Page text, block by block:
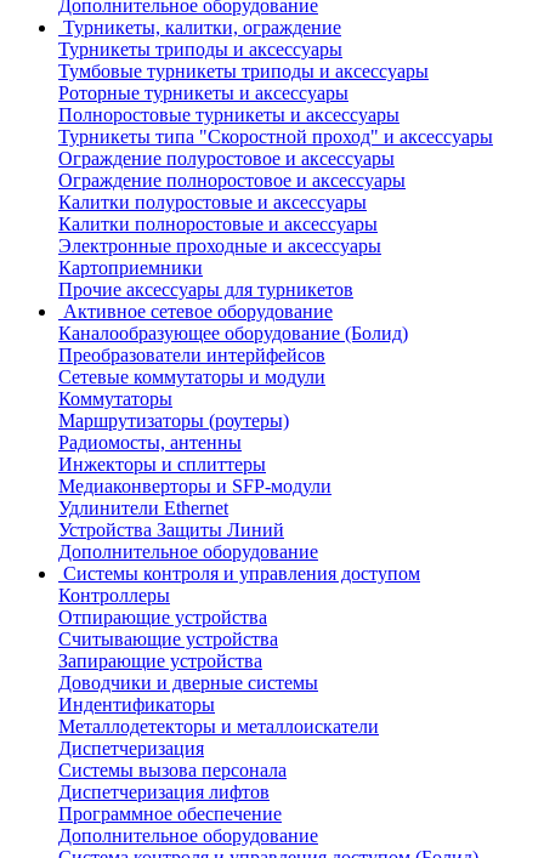
Дополнительное оборудование
Турникеты, калитки, ограждение
Турникеты триподы и аксессуары
Тумбовые турникеты триподы и аксессуары
Роторные турникеты и аксессуары
Полноростовые турникеты и аксессуары
Турникеты типа "Скоростной проход" и аксессуары
Ограждение полуростовое и аксессуары
Ограждение полноростовое и аксессуары
Калитки полуростовые и аксессуары
Калитки полноростовые и аксессуары
Электронные проходные и аксессуары
Картоприемники
Прочие аксессуары для турникетов
Активное сетевое оборудование
Каналообразующее оборудование (Болид)
Преобразователи интерйфейсов
Сетевые коммутаторы и модули
Коммутаторы
Маршрутизаторы (роутеры)
Радиомосты, антенны
Инжекторы и сплиттеры
Медиаконверторы и SFP-модули
Удлинители Ethernet
Устройства Защиты Линий
Дополнительное оборудование
Системы контроля и управления доступом
Контроллеры
Отпирающие устройства
Считывающие устройства
Запирающие устройства
Доводчики и дверные системы
Индентификаторы
Металлодетекторы и металлоискатели
Диспетчеризация
Системы вызова персонала
Диспетчеризация лифтов
Программное обеспечение
Дополнительное оборудование